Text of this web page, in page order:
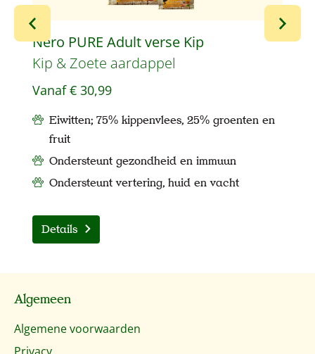
Nero PURE Adult verse Kip
Kip & Zoete aardappel
Vanaf€ 30,99
Eiwitten; 75% kippenvlees, 25% groenten en
fruit
Ondersteunt gezondheid en immuun
Ondersteunt vertering, huid en vacht
Details
Algemeen
Algemene voorwaarden